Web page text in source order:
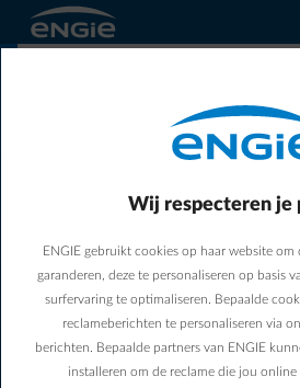
Er is een
opgetreden.
internetverbinding
het
Wij respecteren je
ENGIE gebruikt cookies op haar website om
garanderen, deze te personaliseren op basis
surfervaring te optimaliseren. Bepaalde
reclameberichten te personaliseren via
berichten. Bepaalde partners van ENGIE
installeren om de reclame die jou